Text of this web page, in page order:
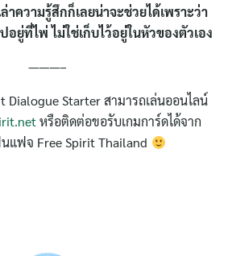
าความรู้สึกก็เลยน่าจะช่วยได้เพราะว่า
ยู่ที่ไพ่ ไม่ใช่เก็บไว้อยู่ในหัวของตัวเอง
———–
Dialogue Starter สามารถเล่นออนไลน์
หรือติดต่อขอรับเกมการ์ดได้จาก
แฟจ Free Spirit Thailand